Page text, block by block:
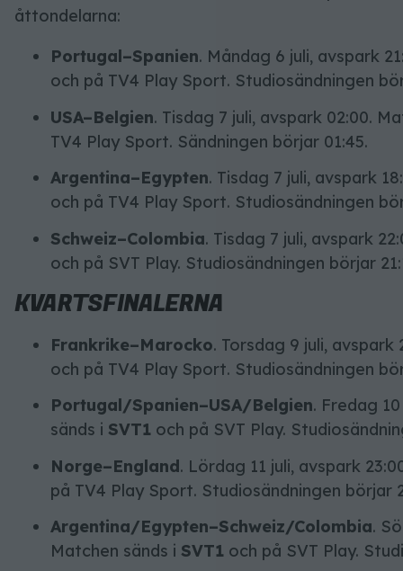
åttondelarna:
Portugal–Spanien. Måndag 6 juli, avspark
och på TV4 Play Sport. Studiosändningen
USA–Belgien. Tisdag 7 juli, avspark 02:00.
TV4 Play Sport. Sändningen börjar 01:45.
Argentina–Egypten. Tisdag 7 juli, avspark
och på TV4 Play Sport. Studiosändningen
Schweiz–Colombia. Tisdag 7 juli, avspark
och på SVT Play. Studiosändningen börjar
KVARTSFINALERNA
Frankrike–Marocko. Torsdag 9 juli,
och på TV4 Play Sport. Studiosändningen
Portugal/Spanien–USA/Belgien. Fredag
sänds i SVT1 och på SVT Play.
Norge–England. Lördag 11 juli, avspark
på TV4 Play Sport. Studiosändningen börjar
Argentina/Egypten–Schweiz/Colombia.
Matchen sänds i SVT1 och på SVT Play.